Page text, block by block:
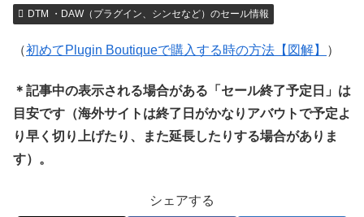
DTM ・DAW（プラグイン、シンセなど）のセール情報
（初めてPlugin Boutiqueで購入する時の方法【図解】 ）
＊記事中の表示される場合がある「セール終了予定日」は
目安です（海外サイトは終了日がかなりアバウトで予定よ
り早く切り上げたり、また延長したりする場合がありま
す）。
シェアする